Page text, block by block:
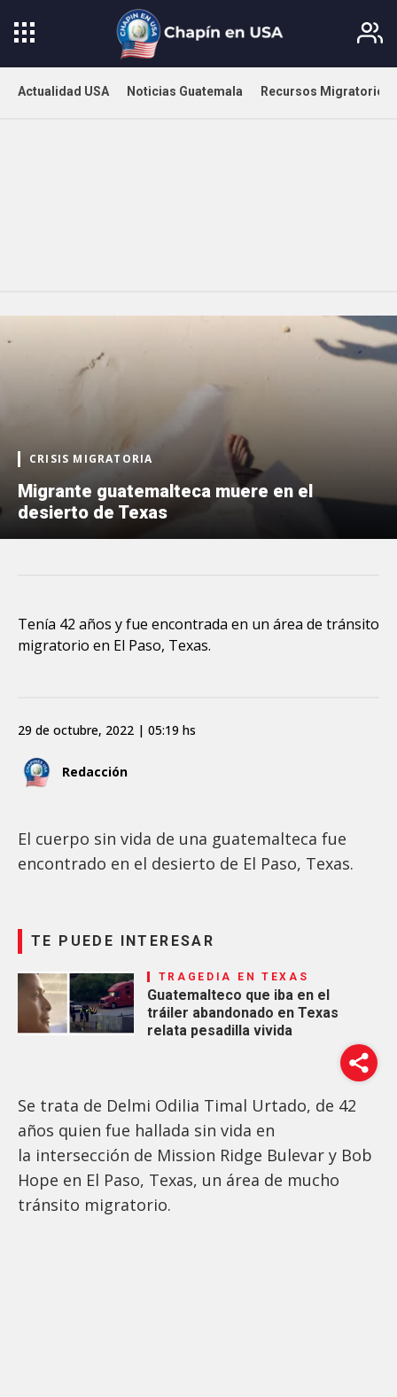
Actualidad USA Noticias Guatemala Recursos Migratorios
CRISIS MIGRATORIA
Migrante guatemalteca muere en el
desierto de Texas
Tenía 42 años y fue encontrada en un área de tránsito
migratorio en El Paso, Texas.
Redacción
29 de octubre, 2022 | 05:19 hs
El cuerpo sin vida de una guatemalteca fue
encontrado en el desierto de El Paso, Texas.
TE PUEDE INTERESAR
TRAGEDIA EN TEXAS
Guatemalteco que iba en el
tráiler abandonado en Texas
relata pesadilla vivida
Se trata de Delmi Odilia Timal Urtado, de 42
años quien fue hallada sin vida en
la intersección de Mission Ridge Bulevar y Bob
Hope en El Paso, Texas, un área de mucho
tránsito migratorio.